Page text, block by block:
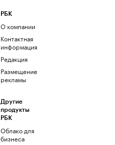
РБК
О компании
Контактная
информация
Редакция
Размещение
рекламы
Другие
продукты
РБК
Облако для
бизнеса